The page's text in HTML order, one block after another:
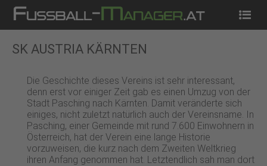
Startseite News Tippspiel Kostenlos Spielen
SK AUSTRIA KÄRNTEN
Die Geschichte dieses Vereins ist sehr interessant,
denn erst vor einiger Zeit gab es einen Umzug von der
Stadt Pasching nach Kärnten. Damit veränderte sich
einiges, nicht zuletzt natürlich auch der Vereinsname. In
Pasching, einer Gemeinde mit rund 7.600 Einwohnern in
Österreich, hat der Verein eine lange Historie
vorzuweisen, die kurz nach dem Zweiten Weltkrieg
ihren Anfang genommen hat. Letztendlich sah man dort